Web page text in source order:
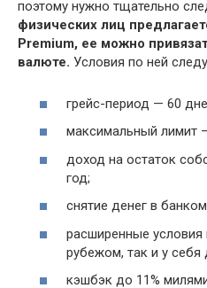
поэтому нужно тщательно
физических лиц
Premium, ее можно
валюте. Условия по ней
грейс-период — 60
максимальный лимит
доход на остаток
год;
снятие денег в
расширенные условия
рубежом, так и у себя
кэшбэк до 11%